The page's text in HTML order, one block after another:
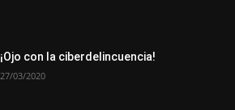
¡Ojo con la ciberdelincuencia!
27/03/2020